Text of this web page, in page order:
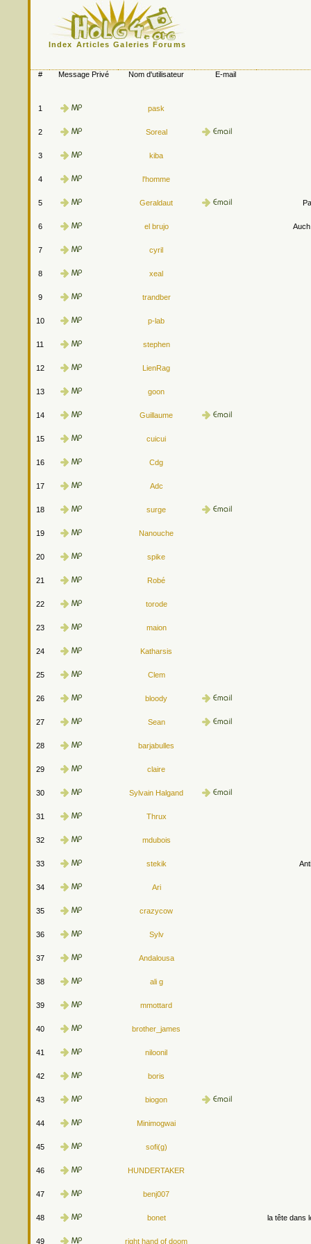
Index Articles Galeries Forums
# Message Privé Nom d'utilisateur E-mail
1 pask
2 Soreal
3 kiba
4 l'homme
5 Geraldaut
6 el brujo
7 cyril
8 xeal
9 trandber
10 p-lab
11 stephen
12 LienRag
13 goon
14 Guillaume
15 cuicui
16 Cdg
17 Adc
18 surge
19 Nanouche
20 spike
21 Robé
22 torode
23 maion
24 Katharsis
25 Clem
26 bloody
27 Sean
28 barjabulles
29 claire
30 Sylvain Halgand
31 Thrux
32 mdubois
33 stekik
34 Ari
35 crazycow
36 Sylv
37 Andalousa
38 ali g
39 mmottard
40 brother_james
41 niloonil
42 boris
43 biogon
44 Minimogwai
45 sofi(g)
46 HUNDERTAKER
47 benj007
48 bonet la tête dans
49 right hand of doom